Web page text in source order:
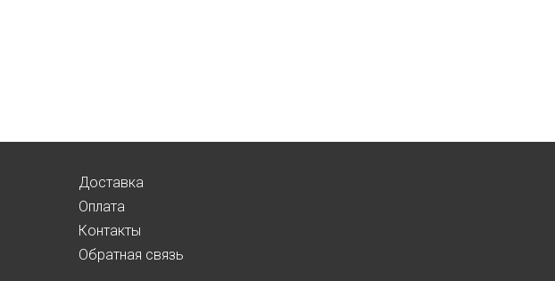
Доставка
Оплата
Контакты
Обратная связь